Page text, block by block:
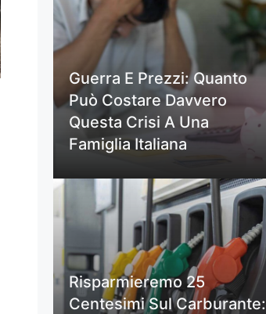
Guerra E Prezzi: Quanto
Può Costare Davvero
Questa Crisi A Una
Famiglia Italiana
Risparmieremo 25
Centesimi Sul Carburante: